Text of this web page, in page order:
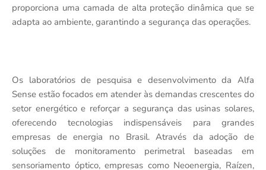
proporciona uma camada de alta proteção dinâmica que se
adapta ao ambiente, garantindo a segurança das operações.
Os laboratórios de pesquisa e desenvolvimento da Alfa
Sense estão focados em atender às demandas crescentes do
setor energético e reforçar a segurança das usinas solares,
oferecendo tecnologias indispensáveis para grandes
empresas de energia no Brasil. Através da adoção de
soluções de monitoramento perimetral baseadas em
sensoriamento óptico, empresas como Neoenergia, Raízen,